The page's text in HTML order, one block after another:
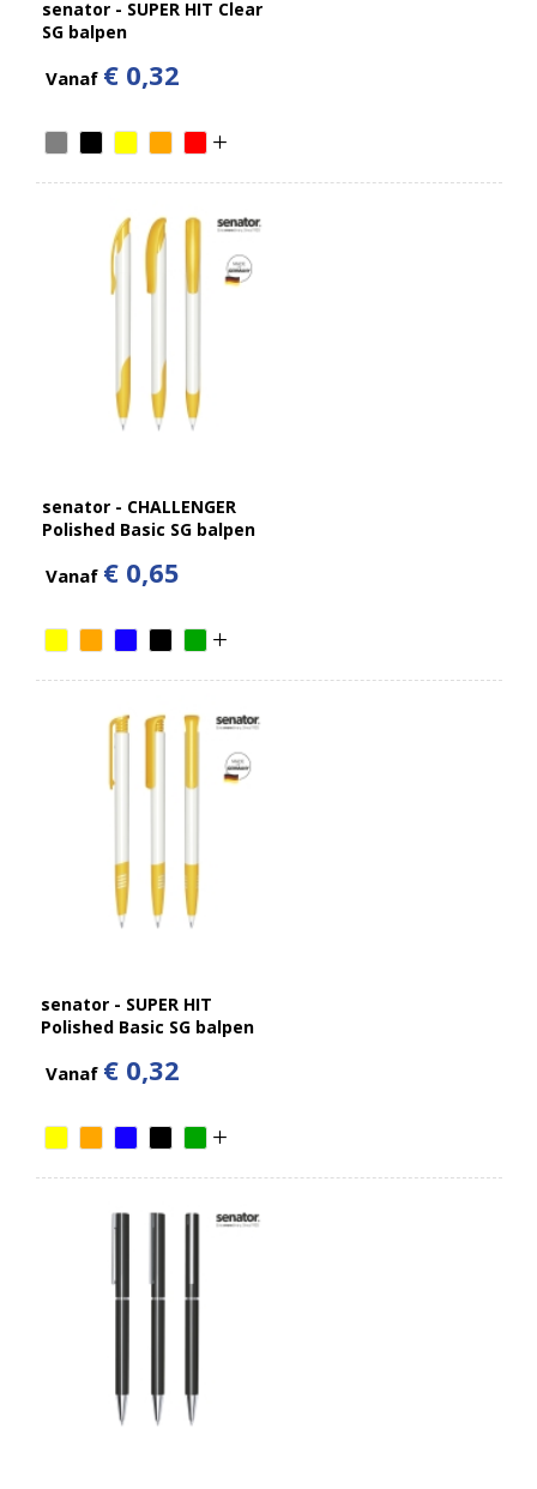
senator - SUPER HIT Clear
SG balpen
Vanaf € 0,32
senator - CHALLENGER
Polished Basic SG balpen
Vanaf € 0,65
senator - SUPER HIT
Polished Basic SG balpen
Vanaf € 0,32